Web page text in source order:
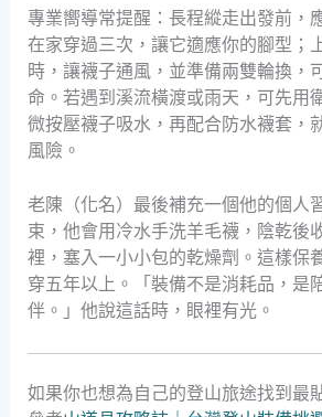
專業嚮導常提醒：長程縱走出發前，
在家穿過三次，讓它適應你的腳型；
時，讓襪子通風，並準備兩雙輪換，
命。若遇到溪流橫渡或雨天，可先用
微按壓襪子吸水，再配合防水襪套，
風險。
老陳（化名）最後補充一個他的個人
束，他會用冷水手洗羊毛襪，陰乾後
裡，塞入一小小包的乾燥劑。這樣保
穿五年以上。「裝備不是消耗品，是
伴。」他說這話時，眼裡有光。
如果你也想為自己的登山旅途找到最